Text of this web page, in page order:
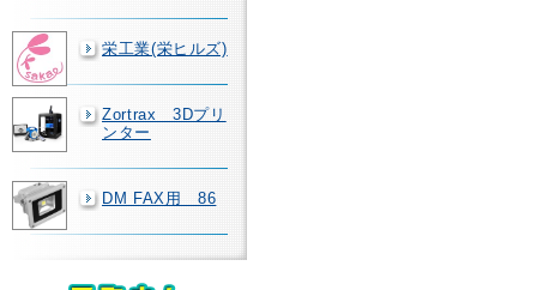
栄工業(栄ヒルズ)
Zortrax 3Dプリ
ンター
DM FAX用 86